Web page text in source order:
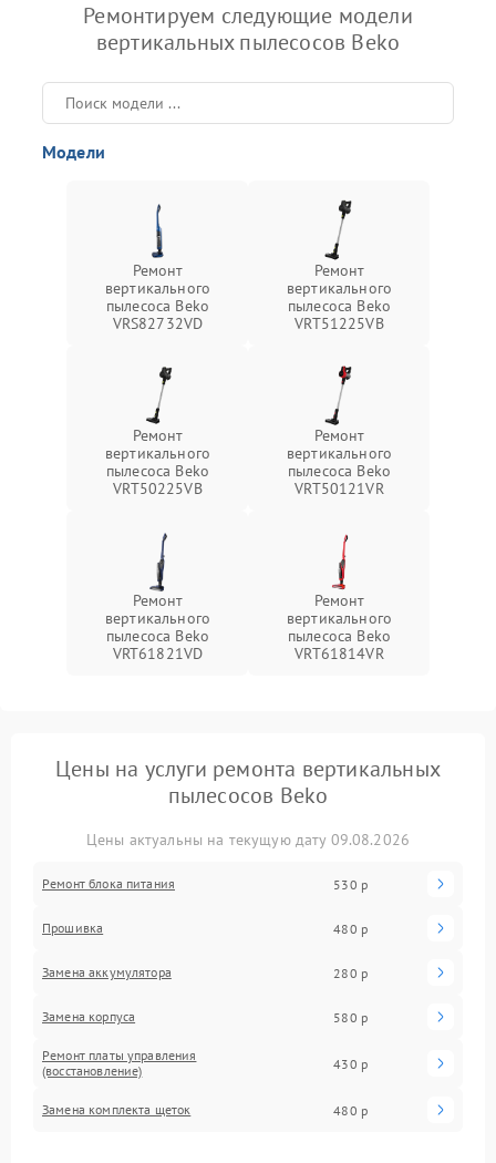
Ремонтируем следующие модели
вертикальных пылесосов Beko
Модели
Ремонт
вертикального
пылесоса Beko
VRS82732VD
Ремонт
вертикального
пылесоса Beko
VRT51225VB
Ремонт
вертикального
пылесоса Beko
VRT50225VB
Ремонт
вертикального
пылесоса Beko
VRT50121VR
Ремонт
вертикального
пылесоса Beko
VRT61821VD
Ремонт
вертикального
пылесоса Beko
VRT61814VR
Цены на услуги ремонта вертикальных
пылесосов Beko
Цены актуальны на текущую дату 09.08.2026
Ремонт блока питания 530 р
Прошивка 480 р
Замена аккумулятора 280 р
Замена корпуса 580 р
Ремонт платы управления
(восстановление)
430 р
Замена комплекта щеток 480 р